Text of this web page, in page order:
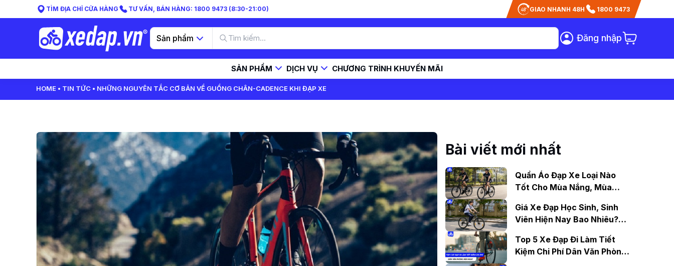
TÌM ĐỊA CHỈ CỬA HÀNG TƯ VẤN, BÁN HÀNG: 1800 9473 (8:30-21:00) GIAO NHANH 48H 1800 9473
Sản phẩm Đăng nhập
SẢN PHẨM DỊCH VỤ CHƯƠNG TRÌNH KHUYẾN MÃI
HOME TIN TỨC NHỮNG NGUYÊN TẮC CƠ BẢN VỀ GUỒNG CHÂN-CADENCE KHI ĐẠP XE
Bài viết mới nhất
Quần Áo Đạp Xe Loại Nào
Tốt Cho Mùa Nắng, Mùa
Giá Xe Đạp Học Sinh, Sinh
Viên Hiện Nay Bao Nhiêu?
Top 5 Xe Đạp Đi Làm Tiết
Kiệm Chi Phí Dân Văn Phòng